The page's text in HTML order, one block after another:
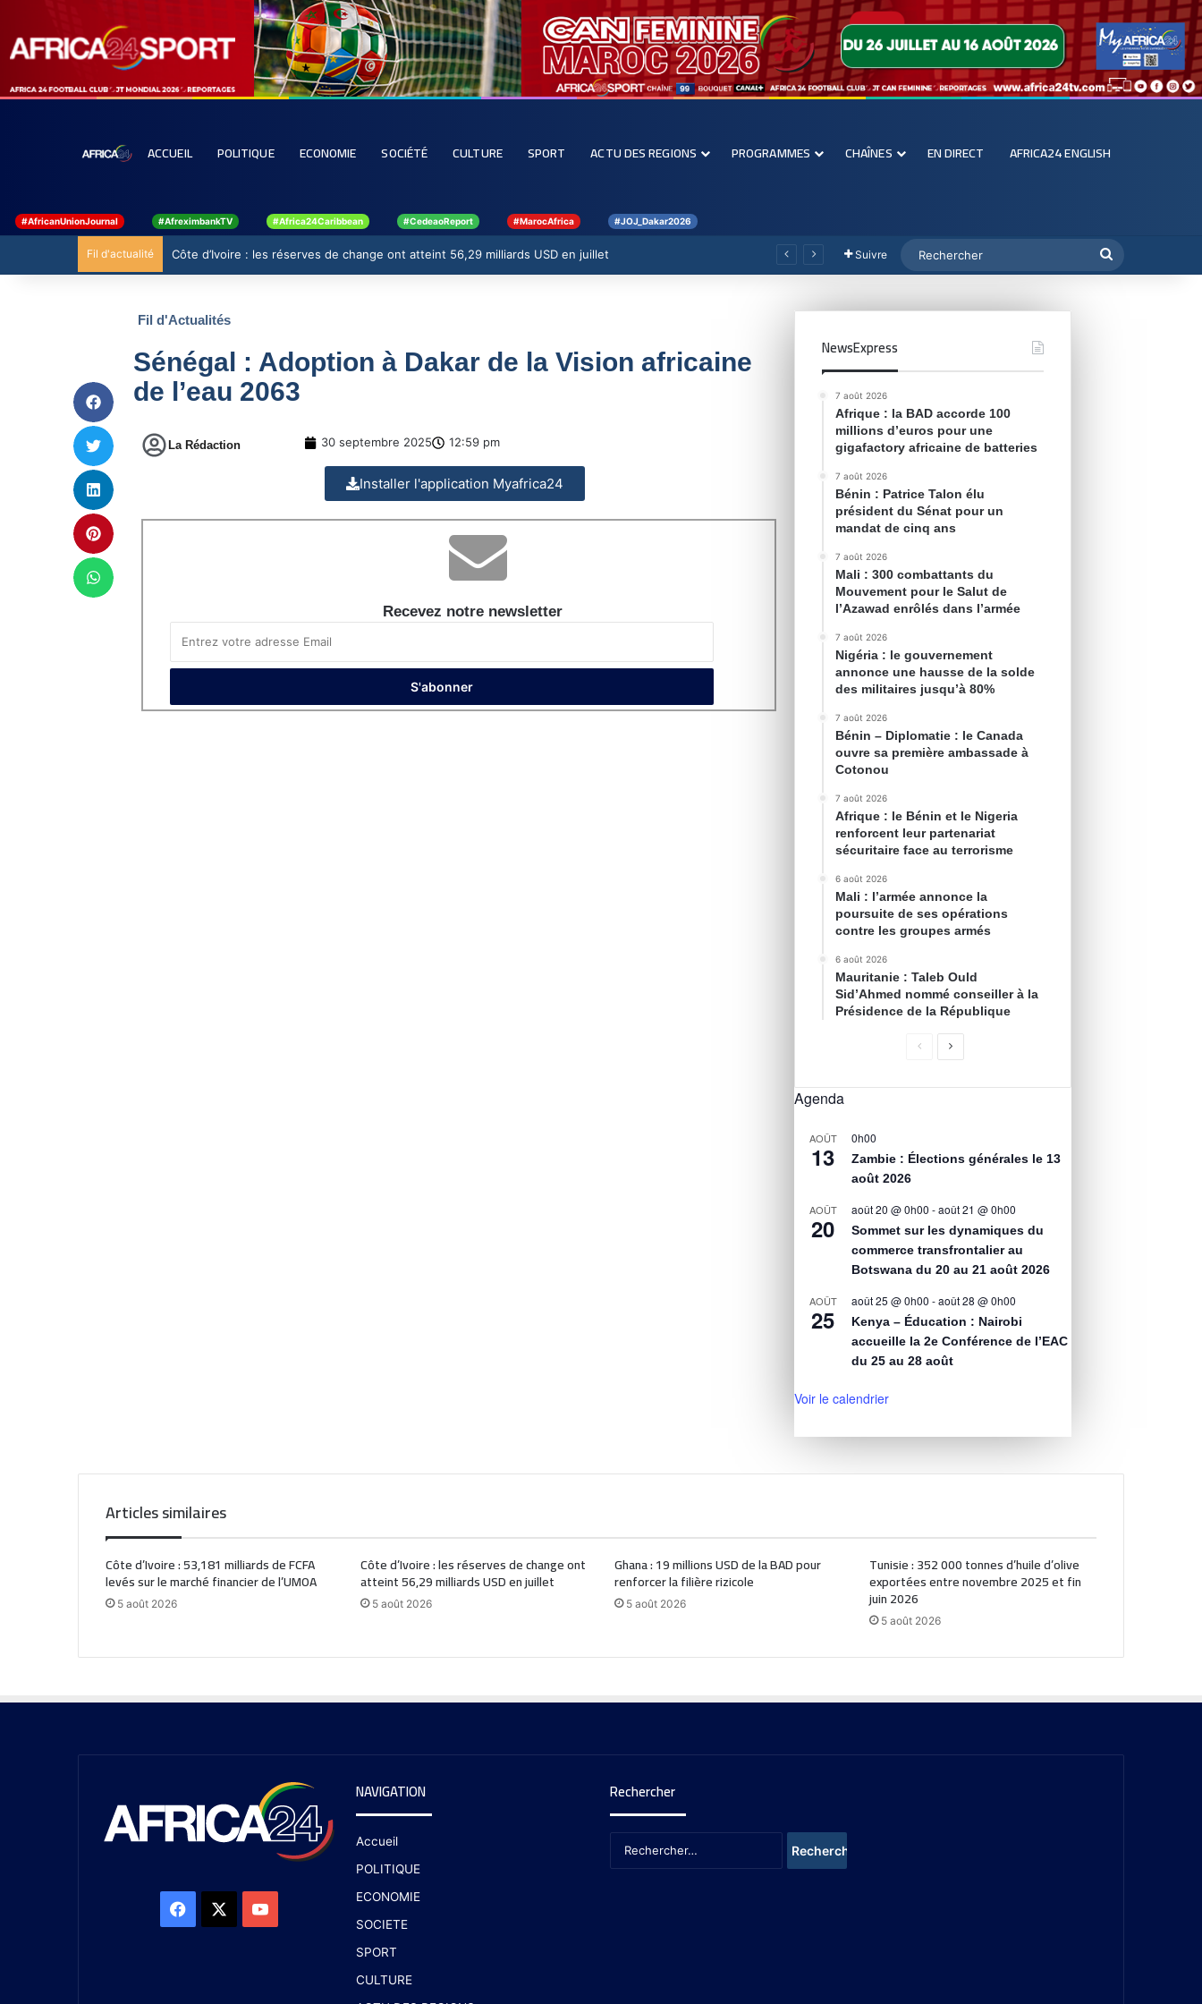
ACCUEIL POLITIQUE ECONOMIE SOCIÉTÉ CULTURE SPORT ACTU DES REGIONS PROGRAMMES CHAÎNES EN DIRECT AFRICA24 ENGLISH
#AfricanUnionJournal #AfreximbankTV #Africa24Caribbean #CedeaoReport #MarocAfrica #JOJ_Dakar2026
Fil d'actualité Côte d’Ivoire : les réserves de change ont atteint 56,29 milliards USD en juillet Suivre
Fil d'Actualités
Sénégal : Adoption à Dakar de la Vision africaine
de l’eau 2063
La Rédaction 30 septembre 2025 12:59 pm
Installer l'application Myafrica24
Recevez notre newsletter
NewsExpress
7 août 2026
Afrique : la BAD accorde 100
millions d’euros pour une
gigafactory africaine de batteries
7 août 2026
Bénin : Patrice Talon élu
président du Sénat pour un
mandat de cinq ans
7 août 2026
Mali : 300 combattants du
Mouvement pour le Salut de
l’Azawad enrôlés dans l’armée
7 août 2026
Nigéria : le gouvernement
annonce une hausse de la solde
des militaires jusqu’à 80%
7 août 2026
Bénin – Diplomatie : le Canada
ouvre sa première ambassade à
Cotonou
7 août 2026
Afrique : le Bénin et le Nigeria
renforcent leur partenariat
sécuritaire face au terrorisme
6 août 2026
Mali : l’armée annonce la
poursuite de ses opérations
contre les groupes armés
6 août 2026
Mauritanie : Taleb Ould
Sid’Ahmed nommé conseiller à la
Présidence de la République
Agenda
AOÛT
13
0h00
Zambie : Élections générales le 13
août 2026
AOÛT
20
août 20 @ 0h00 -août 21 @ 0h00
Sommet sur les dynamiques du
commerce transfrontalier au
Botswana du 20 au 21 août 2026
AOÛT
25
août 25 @ 0h00 -août 28 @ 0h00
Kenya – Éducation : Nairobi
accueille la 2e Conférence de l’EAC
du 25 au 28 août
Voir le calendrier
Articles similaires
Côte d’Ivoire : 53,181 milliards de FCFA
levés sur le marché financier de l’UMOA
5 août 2026
Côte d’Ivoire : les réserves de change ont
atteint 56,29 milliards USD en juillet
5 août 2026
Ghana : 19 millions USD de la BAD pour
renforcer la filière rizicole
5 août 2026
Tunisie : 352 000 tonnes d’huile d’olive
exportées entre novembre 2025 et fin
juin 2026
5 août 2026
NAVIGATION
Accueil
POLITIQUE
ECONOMIE
SOCIETE
SPORT
CULTURE
Rechercher